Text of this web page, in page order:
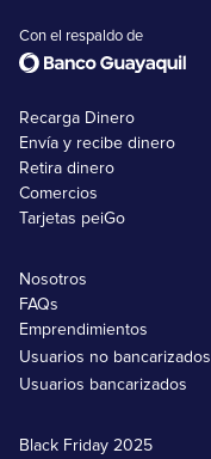
Con el respaldo de
Recarga Dinero
Envía y recibe dinero
Retira dinero
Comercios
Tarjetas peiGo
Nosotros
FAQs
Emprendimientos
Usuarios no bancarizados
Usuarios bancarizados
Black Friday 2025